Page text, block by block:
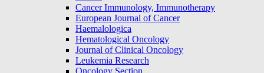
Cancer Immunology, Immunotherapy
European Journal of Cancer
Haemalologica
Hematological Oncology
Journal of Clinical Oncology
Leukemia Research
Oncology Section